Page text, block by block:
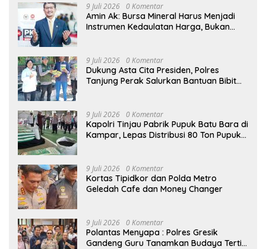
9 Juli 2026 0 Komentar
Amin Ak: Bursa Mineral Harus Menjadi
Instrumen Kedaulatan Harga, Bukan
9 Juli 2026 0 Komentar
Dukung Asta Cita Presiden, Polres
Tanjung Perak Salurkan Bantuan Bibit
9 Juli 2026 0 Komentar
Kapolri Tinjau Pabrik Pupuk Batu Bara di
Kampar, Lepas Distribusi 80 Ton Pupuk
9 Juli 2026 0 Komentar
Kortas Tipidkor dan Polda Metro
Geledah Cafe dan Money Changer
9 Juli 2026 0 Komentar
Polantas Menyapa : Polres Gresik
Gandeng Guru Tanamkan Budaya Tertib